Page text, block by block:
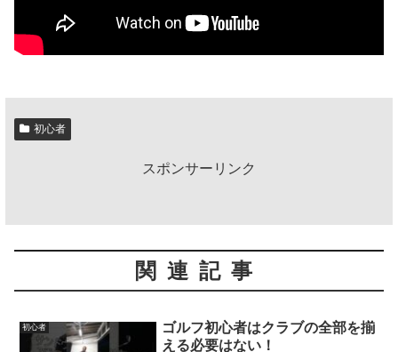
初心者
スポンサーリンク
関連記事
初心者
ゴルフ初心者はクラブの全部を揃
える必要はない！